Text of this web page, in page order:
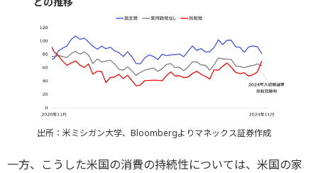
出所：米ミシガン大学、Bloombergよりマネックス証券作成
一方、こうした米国の消費の持続性については、米国の家